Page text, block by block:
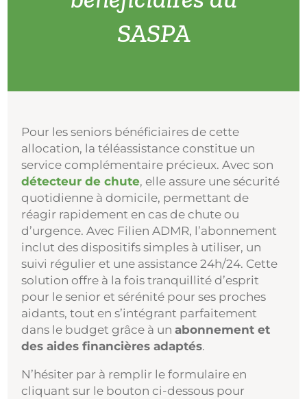
SASPA
Pour les seniors bénéficiaires de cette
allocation, la téléassistance constitue un
service complémentaire précieux. Avec son
détecteur de chute, elle assure une sécurité
quotidienne à domicile, permettant de
réagir rapidement en cas de chute ou
d’urgence. Avec Filien ADMR, l’abonnement
inclut des dispositifs simples à utiliser, un
suivi régulier et une assistance 24h/24. Cette
solution offre à la fois tranquillité d’esprit
pour le senior et sérénité pour ses proches
aidants, tout en s’intégrant parfaitement
dans le budget grâce à unabonnement et
des aides financières adaptés.
N’hésiter par à remplir le formulaire en
cliquant sur le bouton ci-dessous pour